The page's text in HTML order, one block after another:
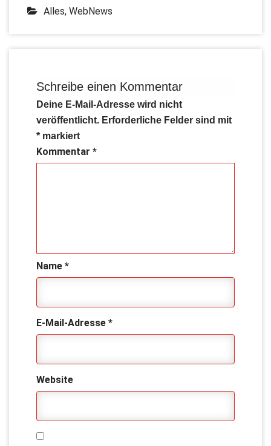
Alles, WebNews
Schreibe einen Kommentar
Deine E-Mail-Adresse wird nicht
veröffentlicht. Erforderliche Felder sind mit
* markiert
Kommentar *
Name *
E-Mail-Adresse *
Website